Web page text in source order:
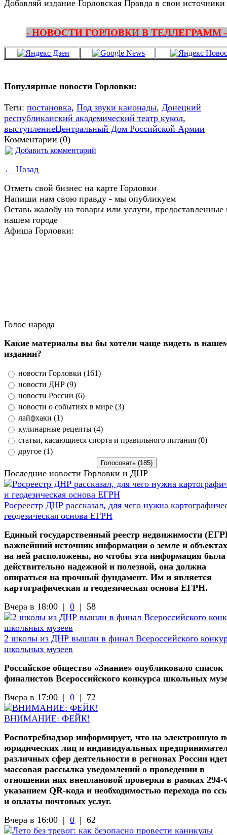
Добавляй издание Горловская Правда в свои источники
- НОВОСТИ ГОРЛОВКИ В ТЕЛЛЕГРАММ -
Популярные новости Горловки:
Теги: постановка, Под звуки канонады, Донецкий
республиканский академический театр кукол,
выступлениеЦентральный Дом Российской Армии
Комментарии (0)
Добавить комментарий
← Назад
Отметь свой бизнес на карте Горловки
Напиши нам свою правду - мы опубликуем
Оставь жалобу на товары или услуги, предоставленные
нашем городе
Афиша Горловки:
Голос народа
Какие материалы вы бы хотели чаще видеть в
издании?
новости Горловки (161)
новости ДНР (9)
новости России (6)
новости о событиях в мире (3)
лайфхаки (1)
кулинарные рецепты (4)
статьи, касающиеся спорта и правильного питания (0)
другое (1)
Последние новости Горловки и ДНР
Росреестр ДНР рассказал, для чего нужна
геодезическая основа ЕГРН
Единый государственный реестр недвижимости
важнейший источник информации о земле и
на ней расположены, но чтобы эта информация была
действительно надежной и полезной, она должна
опираться на прочный фундамент. Им и является
картографическая и геодезическая основа ЕГРН.
Вчера в 18:00 | 0 | 58
2 школы из ДНР вышли в финал Всероссийского
школьных музеев
Российское общество «Знание» опубликовало список
финалистов Всероссийского конкурса школьных
Вчера в 17:00 | 0 | 72
ВНИМАНИЕ: ФЕЙК!
Роспотребнадзор информирует, что на электронную
юридических лиц и индивидуальных
различных сфер деятельности в регионах России
массовая рассылка уведомлений о проведении в
отношении них внеплановой проверки в рамках
указанием QR-кода и необходимостью перехода по
и оплаты почтовых услуг.
Вчера в 16:00 | 0 | 62